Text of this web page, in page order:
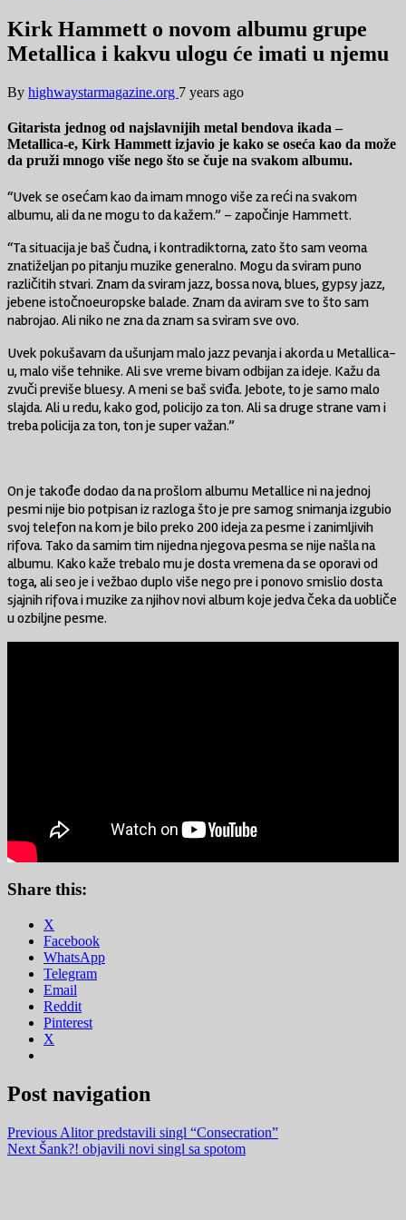
Kirk Hammett o novom albumu grupe
Metallica i kakvu ulogu će imati u njemu
By highwaystarmagazine.org 7 years ago
Gitarista jednog od najslavnijih metal bendova ikada –
Metallica-e, Kirk Hammett izjavio je kako se oseća kao da može
da pruži mnogo više nego što se čuje na svakom albumu.
“Uvek se osećam kao da imam mnogo više za reći na svakom
albumu, ali da ne mogu to da kažem.” – započinje Hammett.
“Ta situacija je baš čudna, i kontradiktorna, zato što sam veoma
znatiželjan po pitanju muzike generalno. Mogu da sviram puno
različitih stvari. Znam da sviram jazz, bossa nova, blues, gypsy jazz,
jebene istočnoeuropske balade. Znam da aviram sve to što sam
nabrojao. Ali niko ne zna da znam sa sviram sve ovo.
Uvek pokušavam da ušunjam malo jazz pevanja i akorda u Metallica-
u, malo više tehnike. Ali sve vreme bivam odbijan za ideje. Kažu da
zvuči previše bluesy. A meni se baš sviđa. Jebote, to je samo malo
slajda. Ali u redu, kako god, policijo za ton. Ali sa druge strane vam i
treba policija za ton, ton je super važan.”
On je takođe dodao da na prošlom albumu Metallice ni na jednoj
pesmi nije bio potpisan iz razloga što je pre samog snimanja izgubio
svoj telefon na kom je bilo preko 200 ideja za pesme i zanimljivih
rifova. Tako da samim tim nijedna njegova pesma se nije našla na
albumu. Kako kaže trebalo mu je dosta vremena da se oporavi od
toga, ali seo je i vežbao duplo više nego pre i ponovo smislio dosta
sjajnih rifova i muzike za njihov novi album koje jedva čeka da uobliče
u ozbiljne pesme.
Share this:
X
Facebook
WhatsApp
Telegram
Email
Reddit
Pinterest
X
Post navigation
Previous Alitor predstavili singl “Consecration”
Next Šank?! objavili novi singl sa spotom